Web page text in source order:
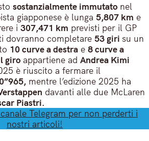
sostanzialmente immutato nel
giapponese è lunga 5,807 km e
i 307,471 km previsti per il GP
dovranno completare 53 giri su un
10 curve a destra e 8 curve a
giro appartiene ad Andrea Kimi
è riuscito a fermare il
mentre l’edizione 2025 ha
davanti alle due McLaren
Piastri.
Telegram per non perderti i
nostri articoli!